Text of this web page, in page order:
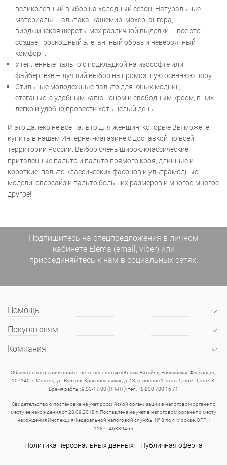
великолепный выбор на холодный сезон. Натуральные
материалы – альпака, кашемир, мохер, ангора,
вирджинская шерсть, мех различной выделки – все это
создает роскошный элегантный образ и невероятный
комфорт.
Утепленные пальто с подкладкой на изософте или
файбертеке – лучший выбор на промозглую осеннюю пору.
Стильные молодежные пальто для юных модниц –
стеганые, с удобным капюшоном и свободным кроем, в них
легко и удобно провести хоть целый день.
И это далеко не все пальто для женщин, которые Вы можете
купить в нашем Интернет-магазине с доставкой по всей
территории России. Выбор очень широк: классические
приталенные пальто и пальто прямого кроя, длинные и
короткие, пальто классических фасонов и ультрамодные
модели, оверсайз и пальто больших размеров и многое-многое
другое!
Подпишитесь на спецпредложения в личном
кабинете Elema (email, viber) или
присоединяйтесь к нам в социальных сетях.
Помощь
Покупателям
Компания
Общество с ограниченной ответственностью «Элема Ритейл», Российская Федерация,
107140, г. Москва, ул. Верхняя Красносельская, д. 13, строение 1, этаж 1, пом. II, ком. 3.
Время рабты: 9.00-17.00 (ПН-ПТ); тел. +8 800 700 16 71
Свидетельство о постановке на учет российской организации в налоговом органе по
месту ее нахождения от 28.09.2018 г. Поставлена на учет в налоговом органе по месту
нахождения Инспекция Федеральной налоговой службы № 8 по г. Москве. ОГРН
1187746839466
Политика персональных данных Публичная оферта